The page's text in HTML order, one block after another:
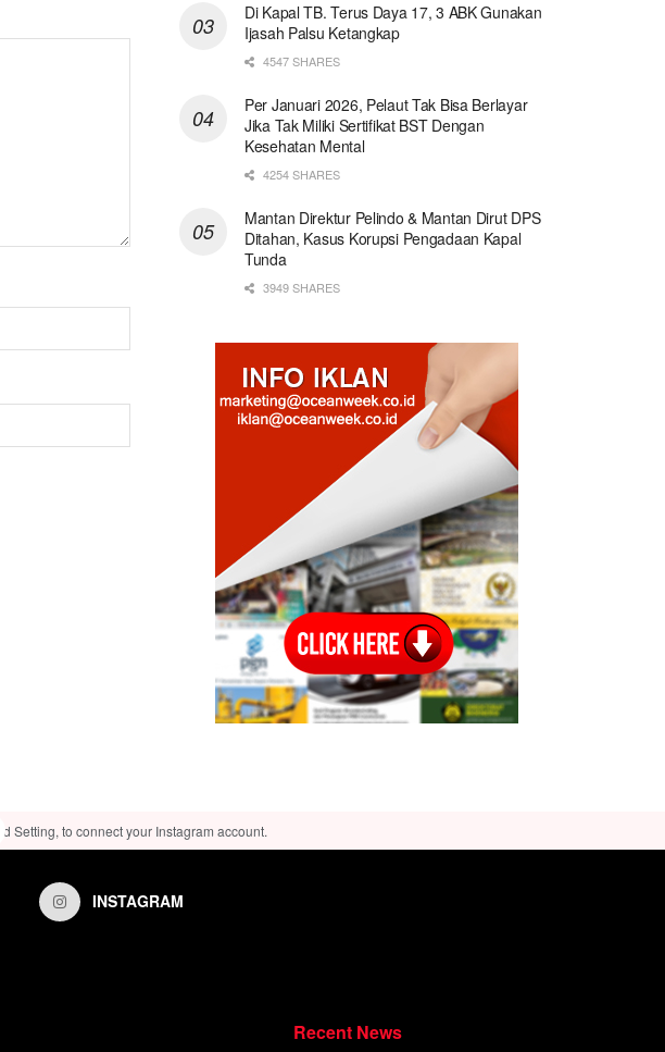
Di Kapal TB. Terus Daya 17, 3 ABK Gunakan
Ijasah Palsu Ketangkap
4547 SHARES
Per Januari 2026, Pelaut Tak Bisa Berlayar
Jika Tak Miliki Sertifikat BST Dengan
Kesehatan Mental
4254 SHARES
Mantan Direktur Pelindo & Mantan Dirut DPS
Ditahan, Kasus Korupsi Pengadaan Kapal
Tunda
3949 SHARES
Setting, to connect your Instagram account.
INSTAGRAM
Recent News